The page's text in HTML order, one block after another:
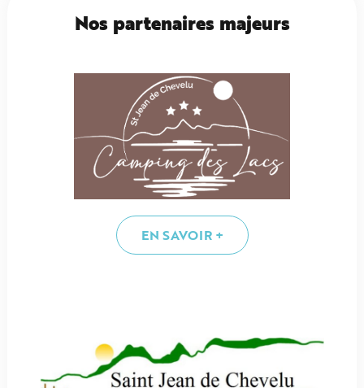
Nos partenaires majeurs
EN SAVOIR +